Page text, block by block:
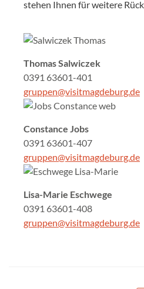
stehen Ihnen für weitere
Thomas Salwiczek
0391 63601-401
gruppen@visitmagdeburg.de
Constance Jobs
0391 63601-407
gruppen@visitmagdeburg.de
Lisa-Marie Eschwege
0391 63601-408
gruppen@visitmagdeburg.de